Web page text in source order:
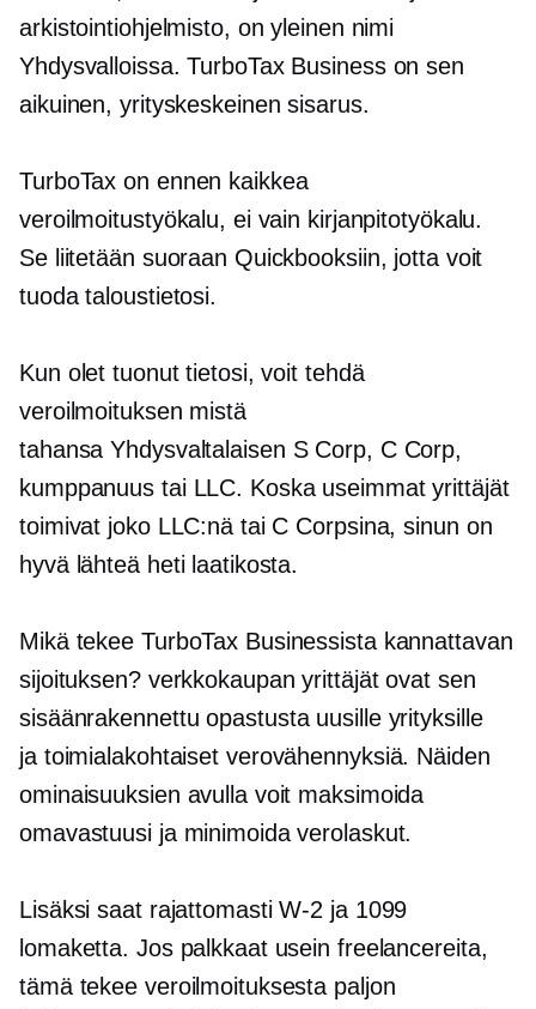
arkistointiohjelmisto, on yleinen nimi
Yhdysvalloissa. TurboTax Business on sen
aikuinen,yrityskeskeinen sisarus.
TurboTax on ennen kaikkea
veroilmoitustyökalu, ei vain kirjanpitotyökalu.
Se liitetään suoraan Quickbooksiin, jotta voit
tuoda taloustietosi.
Kun olet tuonut tietosi, voit tehdä
veroilmoituksen mistä
tahansaYhdysvaltalaisen S Corp, C Corp,
kumppanuus tai LLC. Koska useimmat yrittäjät
toimivat joko LLC:nä tai C Corpsina, sinun on
hyvä lähteä heti laatikosta.
Mikä tekee TurboTax Businessista kannattavan
sijoituksen? verkkokaupan yrittäjät ovat sen
sisäänrakennettu opastusta uusille yrityksille
ja toimialakohtaiset verovähennyksiä. Näiden
ominaisuuksien avulla voit maksimoida
omavastuusi ja minimoida verolaskut.
Lisäksi saat rajattomastiW-2 ja 1099
lomaketta. Jos palkkaat usein freelancereita,
tämä tekee veroilmoituksesta paljon